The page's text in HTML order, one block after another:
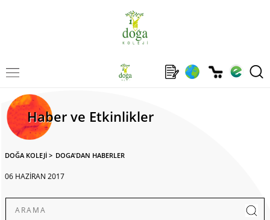
Haber ve Etkinlikler
DOĞA KOLEJİ > DOGA'DAN HABERLER
06 HAZİRAN 2017